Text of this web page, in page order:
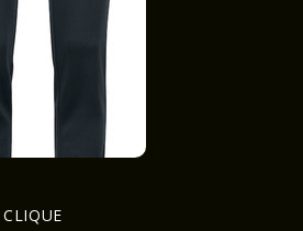
CLIQUE